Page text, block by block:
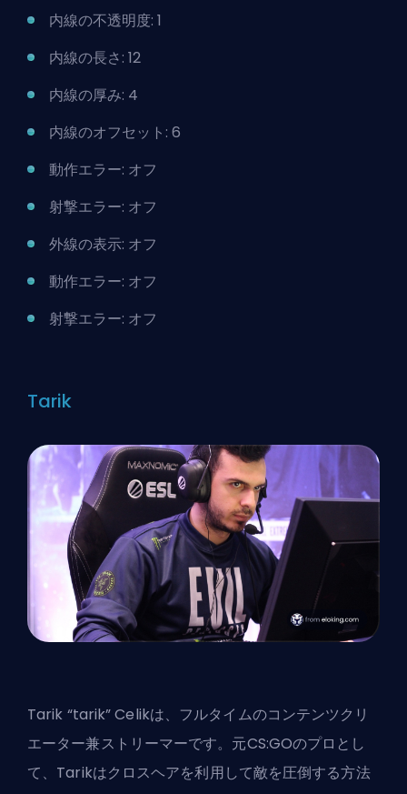
内線の不透明度: 1
内線の長さ: 12
内線の厚み: 4
内線のオフセット: 6
動作エラー: オフ
射撃エラー: オフ
外線の表示: オフ
動作エラー: オフ
射撃エラー: オフ
Tarik
Tarik “tarik” Celikは、フルタイムのコンテンツクリ
エーター兼ストリーマーです。元CS:GOのプロとし
て、Tarikはクロスヘアを利用して敵を圧倒する方法